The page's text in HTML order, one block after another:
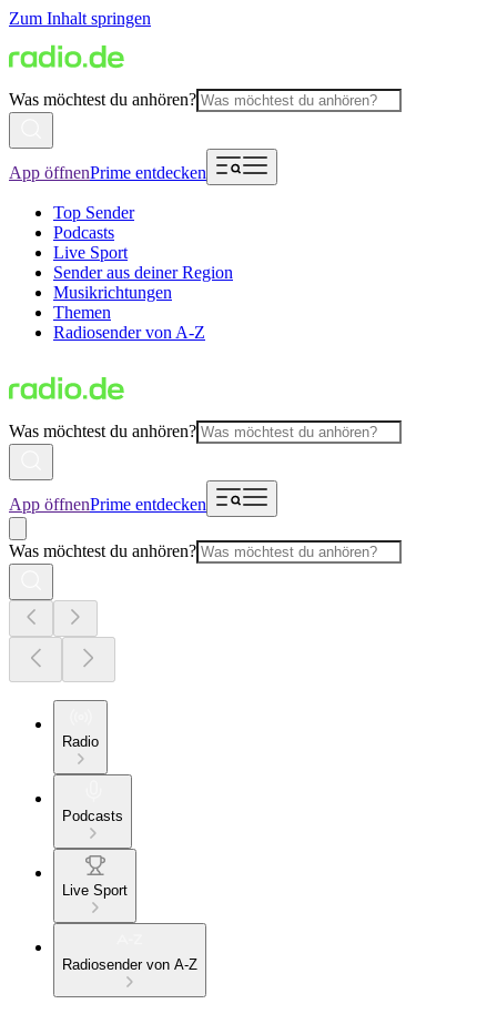
Zum Inhalt springen
Was möchtest du anhören?
App öffnenPrime entdecken
Top Sender
Podcasts
Live Sport
Sender aus deiner Region
Musikrichtungen
Themen
Radiosender von A-Z
Was möchtest du anhören?
App öffnenPrime entdecken
Was möchtest du anhören?
Radio
Podcasts
Live Sport
Radiosender von A-Z